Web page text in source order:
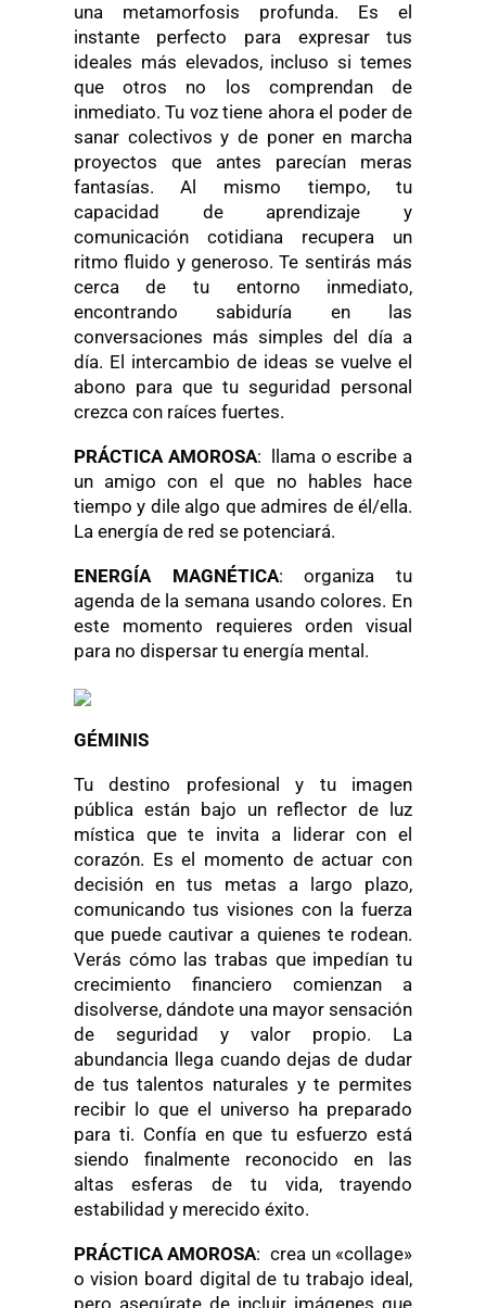
una metamorfosis profunda. Es el
instante perfecto para expresar tus
ideales más elevados, incluso si temes
que otros no los comprendan de
inmediato. Tu voz tiene ahora el poder de
sanar colectivos y de poner en marcha
proyectos que antes parecían meras
fantasías. Al mismo tiempo, tu
capacidad de aprendizaje y
comunicación cotidiana recupera un
ritmo fluido y generoso. Te sentirás más
cerca de tu entorno inmediato,
encontrando sabiduría en las
conversaciones más simples del día a
día. El intercambio de ideas se vuelve el
abono para que tu seguridad personal
crezca con raíces fuertes.
PRÁCTICA AMOROSA: llama o escribe a
un amigo con el que no hables hace
tiempo y dile algo que admires de él/ella.
La energía de red se potenciará.
ENERGÍA MAGNÉTICA: organiza tu
agenda de la semana usando colores. En
este momento requieres orden visual
para no dispersar tu energía mental.
GÉMINIS
Tu destino profesional y tu imagen
pública están bajo un reflector de luz
mística que te invita a liderar con el
corazón. Es el momento de actuar con
decisión en tus metas a largo plazo,
comunicando tus visiones con la fuerza
que puede cautivar a quienes te rodean.
Verás cómo las trabas que impedían tu
crecimiento financiero comienzan a
disolverse, dándote una mayor sensación
de seguridad y valor propio. La
abundancia llega cuando dejas de dudar
de tus talentos naturales y te permites
recibir lo que el universo ha preparado
para ti. Confía en que tu esfuerzo está
siendo finalmente reconocido en las
altas esferas de tu vida, trayendo
estabilidad y merecido éxito.
PRÁCTICA AMOROSA: crea un «collage»
o vision board digital de tu trabajo ideal,
pero asegúrate de incluir imágenes que